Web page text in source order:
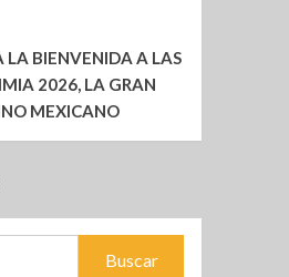
LA BIENVENIDA A LAS
2026, LA GRAN
MEXICANO